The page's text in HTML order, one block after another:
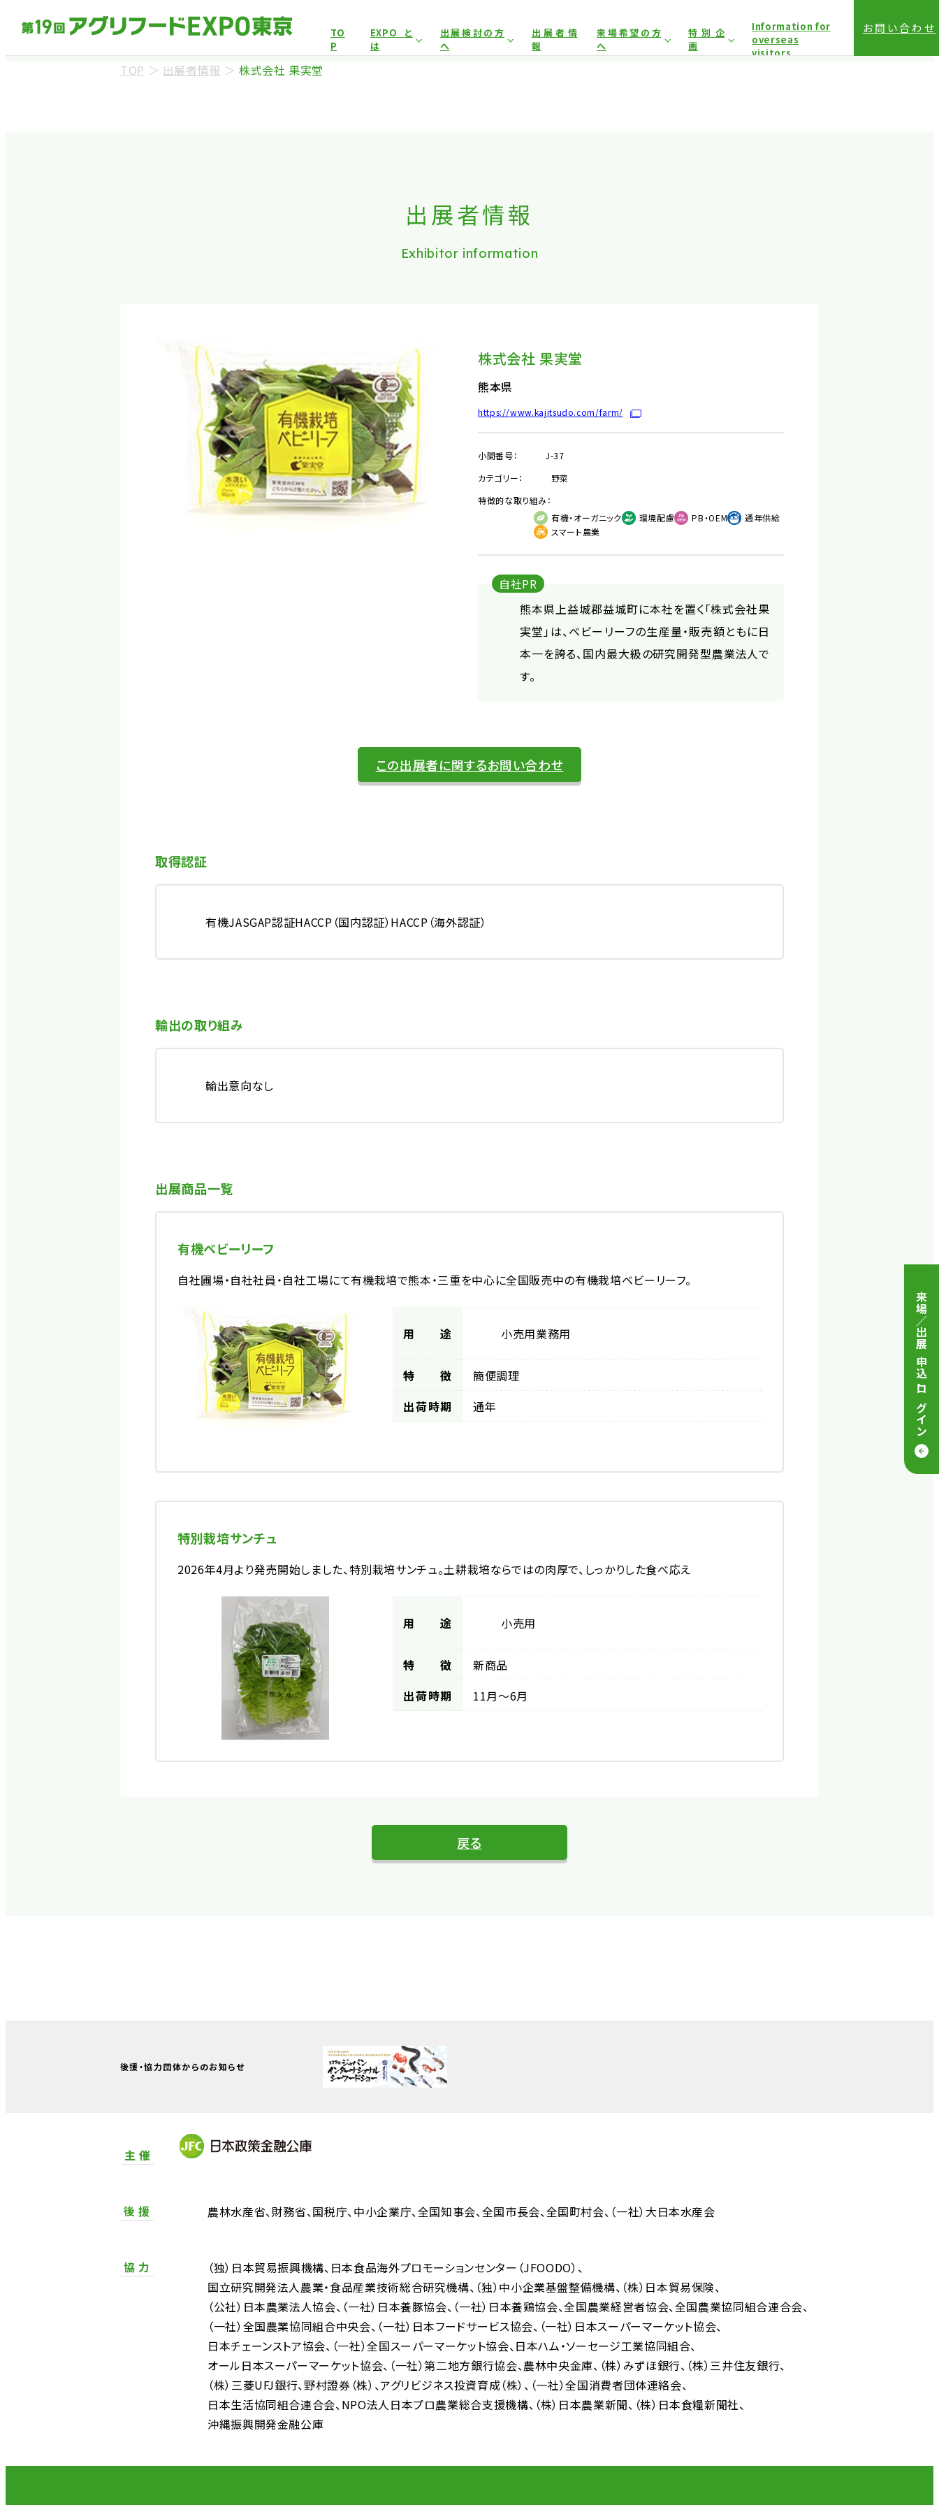
TO
P
EXPOと
は
出展検討の方
へ
出展者情
報
来場希望の方
へ
特別企
画
Information for
overseas
visitors
お問い合わせ
来場／出展 申込
・
ログイン
展示会場への入場には来場登録が必要です。
TOP ＞ 出展者情報 ＞ 株式会社 果実堂
出展者情報
Exhibitor information
株式会社 果実堂
熊本県
https://www.kajitsudo.com/farm/
小間番号：
J-37
カテゴリー：
野菜
特徴的な取り組み：
有機・オーガニック
環境配慮 PB・OEM
通年供給
スマート農業
自社PR
熊本県上益城郡益城町に本社を置く「株式会社果
実堂」は、ベビーリーフの生産量・販売額ともに日
本一を誇る、国内最大級の研究開発型農業法人で
す。
この出展者に関するお問い合わせ
取得認証
有機JASGAP認証HACCP（国内認証） HACCP（海外認証）
輸出の取り組み
輸出意向なし
出展商品一覧
有機ベビーリーフ
自社圃場・自社社員・自社工場にて有機栽培で熊本・三重を中心に全国販売中の有機栽培ベビーリーフ。
用途 小売用業務用
特徴
簡便調理
出荷時期
通年
特別栽培サンチュ
2026年4月より発売開始しました、特別栽培サンチュ。土耕栽培ならではの肉厚で、しっかりした食べ応え
用途 小売用
特徴
新商品
出荷時期
11月～6月
戻る
後援・協力団体からのお知らせ
主 催
後 援 農林水産省 財務省 国税庁 中小企業庁 全国知事会 全国市長会 全国町村会 （一社）大日本水産会
協 力 （独）日本貿易振興機構 日本食品海外プロモーションセンター（JFOODO）
国立研究開発法人農業・食品産業技術総合研究機構 （独）中小企業基盤整備機構 （株）日本貿易保険
（公社）日本農業法人協会 （一社）日本養豚協会 （一社）日本養鶏協会 全国農業経営者協会 全国農業協同組合連合会
（一社）全国農業協同組合中央会 （一社）日本フードサービス協会 （一社）日本スーパーマーケット協会
日本チェーンストア協会 （一社）全国スーパーマーケット協会 日本ハム・ソーセージ工業協同組合
オール日本スーパーマーケット協会 （一社）第二地方銀行協会 農林中央金庫 （株）みずほ銀行 （株）三井住友銀行
（株）三菱UFJ銀行 野村證券（株） アグリビジネス投資育成（株）
（一社）全国消費者団体連絡会
日本生活協同組合連合会 NPO法人日本プロ農業総合支援機構 （株）日本農業新聞
（株）日本食糧新聞社
沖縄振興開発金融公庫